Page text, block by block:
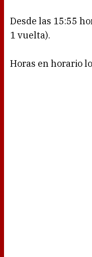
Desde las 15:55
1 vuelta).
Horas en horario